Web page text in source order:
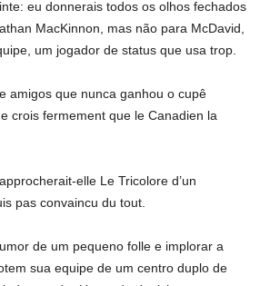
eu donnerais todos os olhos fechados
MacKinnon, mas não para McDavid,
um jogador de status que usa trop.
amigos que nunca ganhou o cupê
crois fermement que le Canadien la
elle Le Tricolore d’un
pas convaincu du tout.
de um pequeno folle e implorar a
sua equipe de um centro duplo de